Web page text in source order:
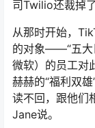
司Twilio还裁掉
从那时开始，
的对象——“五大
微软）的员工对
赫赫的“福利双
读不回，跟他们
Jane说。